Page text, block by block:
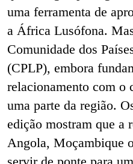
uma ferramenta de
a África Lusófona.
Comunidade dos
(CPLP), embora
relacionamento com o
uma parte da região.
edição mostram que a
Angola, Moçambique